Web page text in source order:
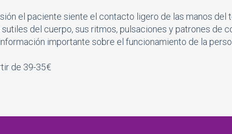
el paciente siente el contacto ligero de las manos del
del cuerpo, sus ritmos, pulsaciones y patrones de
importante sobre el funcionamiento de la
de 39-35€